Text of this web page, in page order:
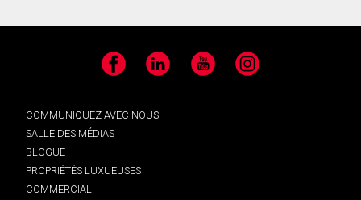
Facebook LinkedIn YouTube Instagram
COMMUNIQUEZ AVEC NOUS
SALLE DES MÉDIAS
BLOGUE
PROPRIÉTÉS LUXUEUSES
COMMERCIAL